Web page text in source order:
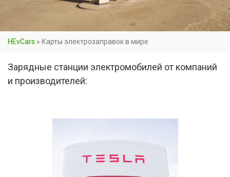
HEvCars » Карты электрозаправок в мире
Зарядные станции электромобилей от компаний
и производителей: